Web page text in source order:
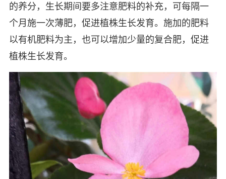
的养分，生长期间要多注意肥料的补充，可每隔一
个月施一次薄肥，促进植株生长发育。施加的肥料
以有机肥料为主，也可以增加少量的复合肥，促进
植株生长发育。